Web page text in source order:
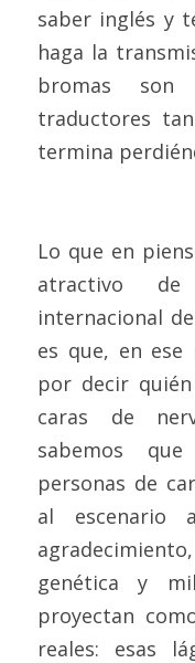
saber inglés y
haga la
bromas
traductores
termina
Lo que en
atractivo
internacional
es que, en
por decir
caras de
sabemos
personas de
al escenario
genética y
proyectan
reales: esas